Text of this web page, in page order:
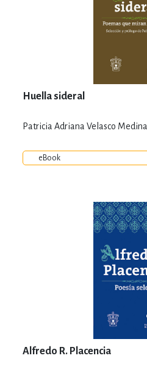
Huella sideral
Patricia Adriana Velasco Medina
eBook
Alfredo R. Placencia